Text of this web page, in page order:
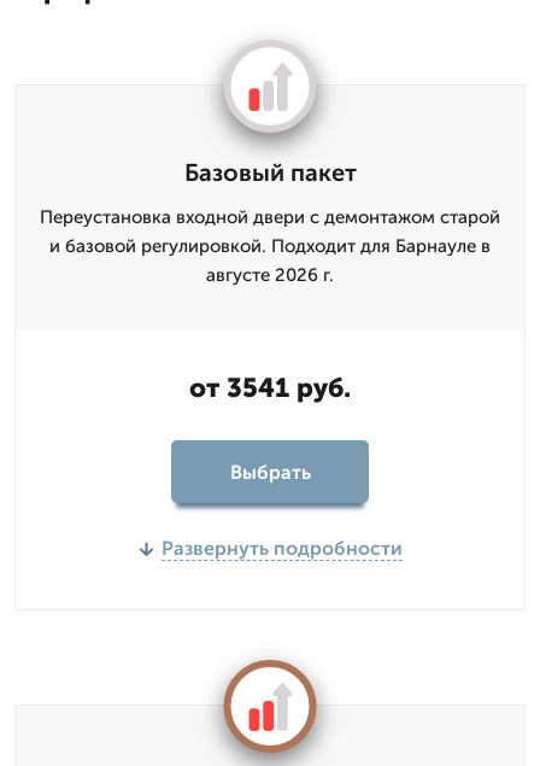
Базовый пакет
Переустановка входной двери с демонтажом старой
и базовой регулировкой. Подходит для Барнауле в
августе 2026 г.
от 3541 руб.
Выбрать
Развернуть подробности